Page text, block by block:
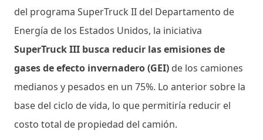
del programa SuperTruck II del Departamento de
Energía de los Estados Unidos, la iniciativa
SuperTruck III busca reducir las emisiones de
gases de efecto invernadero (GEI) de los camiones
medianos y pesados ​​en un 75%. Lo anterior sobre la
base del ciclo de vida, lo que permitiría reducir el
costo total de propiedad del camión.